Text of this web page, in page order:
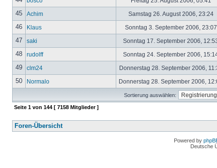
45 Achim Samstag 26. August 2006, 23:24
46 Klaus Sonntag 3. September 2006,
47 saki Sonntag 17. September 2006,
48 rudolff Sonntag 24. September 2006,
49 clm24 Donnerstag 28. September 2006,
50 Normalo Donnerstag 28. September 2006,
Sortierung auswählen:
Seite 1 von 144 [ 7158 Mitglieder ]
Foren-Übersicht
Powered by
Deutsche